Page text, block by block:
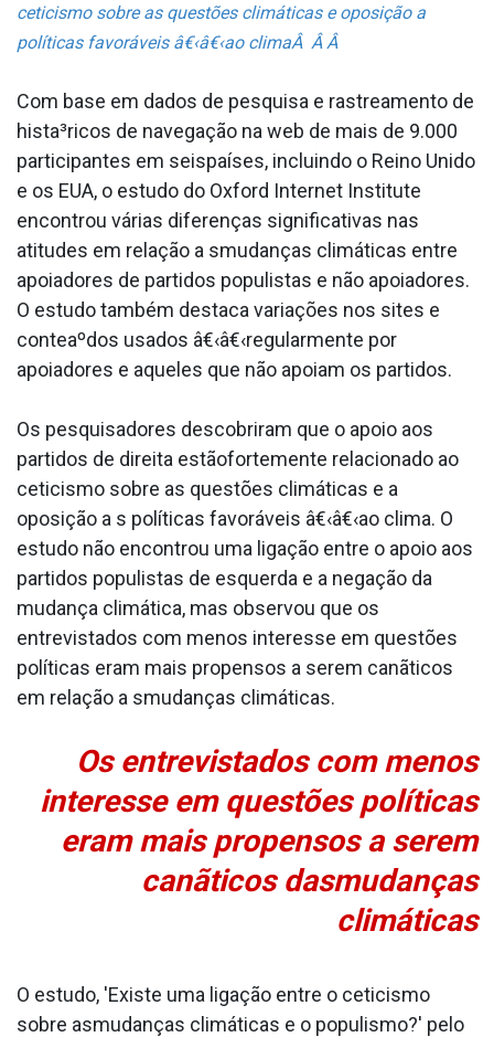
ceticismo sobre as questões climáticas e oposição a
políticas favoráveis â€‹â€‹ao climaÂ Â Â
Com base em dados de pesquisa e rastreamento de
hista³ricos de navegação na web de mais de 9.000
participantes em seispaíses, incluindo o Reino Unido
e os EUA, o estudo do Oxford Internet Institute
encontrou várias diferenças significativas nas
atitudes em relação a smudanças climáticas entre
apoiadores de partidos populistas e não apoiadores.
O estudo também destaca variações nos sites e
conteaºdos usados â€‹â€‹regularmente por
apoiadores e aqueles que não apoiam os partidos.
Os pesquisadores descobriram que o apoio aos
partidos de direita estãofortemente relacionado ao
ceticismo sobre as questões climáticas e a
oposição a s políticas favoráveis â€‹â€‹ao clima. O
estudo não encontrou uma ligação entre o apoio aos
partidos populistas de esquerda e a negação da
mudança climática, mas observou que os
entrevistados com menos interesse em questões
políticas eram mais propensos a serem canãticos
em relação a smudanças climáticas.
Os entrevistados com menos
interesse em questões políticas
eram mais propensos a serem
canãticos dasmudanças
climáticas
O estudo, 'Existe uma ligação entre o ceticismo
sobre asmudanças climáticas e o populismo?' pelo